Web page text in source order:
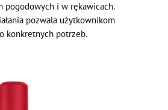
pogodowych i w rękawicach.
pozwala użytkownikom
konkretnych potrzeb.